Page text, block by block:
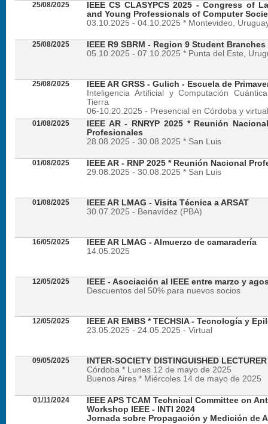
25/08/2025
IEEE CS CLASYPCS 2025 - Congress of
and Young Professionals of Computer
03.10.2025 - 04.10.2025 * Montevideo,
25/08/2025
IEEE R9 SBRM - Region 9 Student
05.10.2025 - 07.10.2025 * Punta del Este,
25/08/2025
IEEE AR GRSS - Gulich - Escuela de
Inteligencia Artificial y Computación
Tierra
06-10.20.2025 - Presencial en Córdoba y virtual
01/08/2025
IEEE AR - RNRYP 2025 * Reunión
Profesionales
28.08.2025 - 30.08.2025 * San Luis
01/08/2025
IEEE AR - RNP 2025 * Reunión Nacional
29.08.2025 - 30.08.2025 * San Luis
01/08/2025
IEEE AR LMAG - Visita Técnica a ARSAT
30.07.2025 - Benavídez (PBA)
16/05/2025
IEEE AR LMAG - Almuerzo de camaradería
14.05.2025
12/05/2025
IEEE - Asociación al IEEE entre marzo y
Descuentos del 50% para nuevos socios
12/05/2025
IEEE AR EMBS * TECHSIA - Tecnología y
23.05.2025 - 24.05.2025 - Virtual
09/05/2025
INTER-SOCIETY DISTINGUISHED
Córdoba * Lunes 12 de mayo de 2025
Buenos Aires * Miércoles 14 de mayo de 2025
01/11/2024
IEEE APS TCAM Technical Committee on
Workshop IEEE - INTI 2024
Jornada sobre Propagación y Medición de